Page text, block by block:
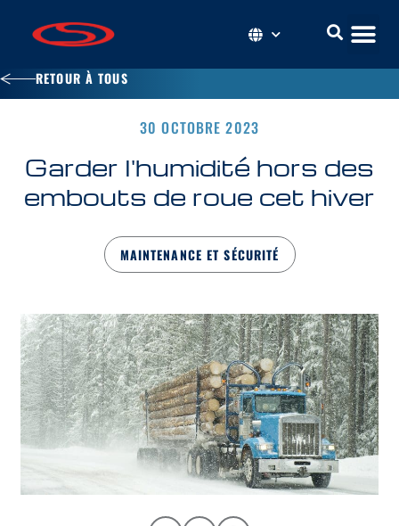
RETOUR À TOUS
30 OCTOBRE 2023
Garder l'humidité hors des
embouts de roue cet hiver
MAINTENANCE ET SÉCURITÉ